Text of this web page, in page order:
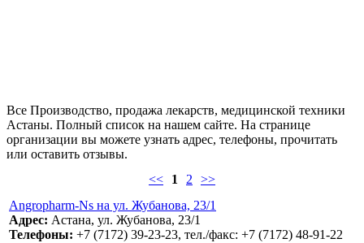
Все Производство, продажа лекарств, медицинской техники
Астаны. Полный список на нашем сайте. На странице
организации вы можете узнать адрес, телефоны, прочитать
или оставить отзывы.
<<
1 2 >>
Angropharm-Ns на ул. Жубанова, 23/1
Адрес: Астана, ул. Жубанова, 23/1
Телефоны: +7 (7172) 39-23-23, тел./факс: +7 (7172) 48-91-22